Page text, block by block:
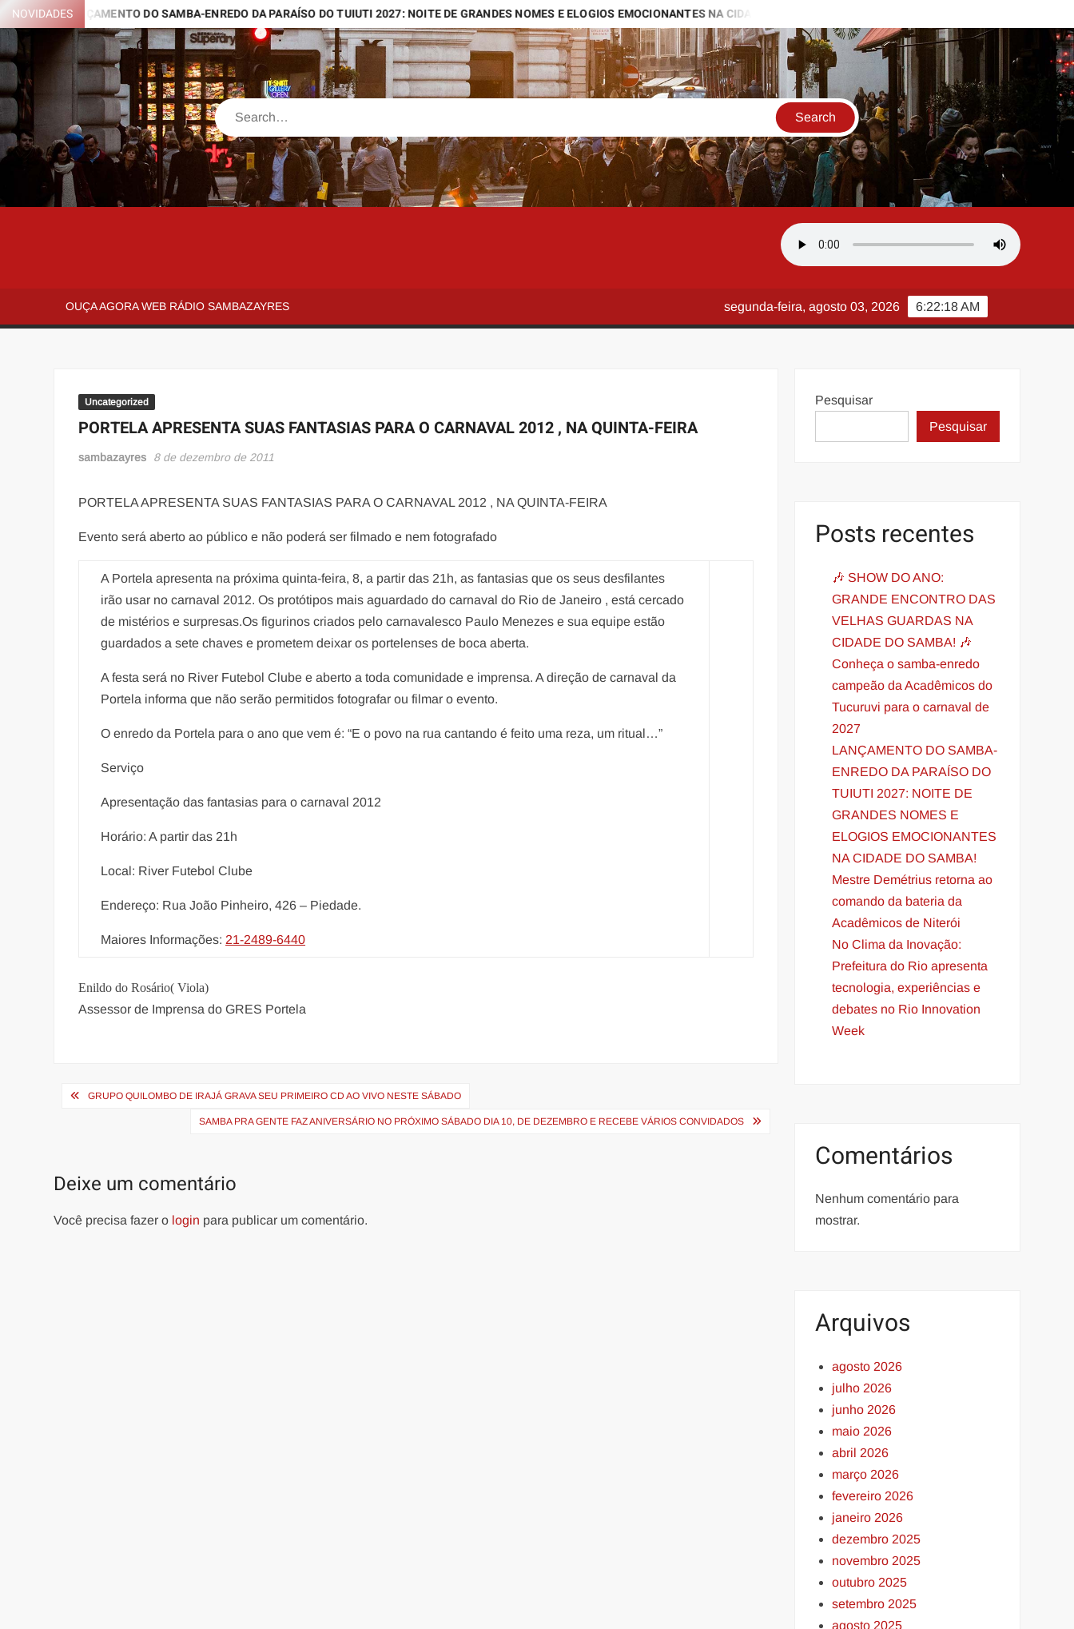
Skip
to
content
NOVIDADES
LANÇAMENTO DO SAMBA-ENREDO DA PARAÍSO DO TUIUTI 2027: NOITE DE GRANDES NOMES E ELOGIOS EMOCIONANTES NA CIDADE DO SAMBA!
Search
OUÇA AGORA WEB RÁDIO SAMBAZAYRES 6:22:19 AM
segunda-feira, agosto 03, 2026
Uncategorized
PORTELA APRESENTA SUAS FANTASIAS PARA O CARNAVAL 2012 , NA QUINTA-FEIRA
sambazayres 8 de dezembro de 2011
PORTELA APRESENTA SUAS FANTASIAS PARA O CARNAVAL 2012 , NA QUINTA-FEIRA
Evento será aberto ao público e não poderá ser filmado e nem fotografado
A Portela apresenta na próxima quinta-feira, 8, a partir das 21h, as fantasias que os seus desfilantes
irão usar no carnaval 2012. Os protótipos mais aguardado do carnaval do Rio de Janeiro , está cercado
de mistérios e surpresas.Os figurinos criados pelo carnavalesco Paulo Menezes e sua equipe estão
guardados a sete chaves e prometem deixar os portelenses de boca aberta.
A festa será no River Futebol Clube e aberto a toda comunidade e imprensa. A direção de carnaval da
Portela informa que não serão permitidos fotografar ou filmar o evento.
O enredo da Portela para o ano que vem é: “E o povo na rua cantando é feito uma reza, um ritual…”
Serviço
Apresentação das fantasias para o carnaval 2012
Horário: A partir das 21h
Local: River Futebol Clube
Endereço: Rua João Pinheiro, 426 – Piedade.
Maiores Informações: 21-2489-6440
Enildo do Rosário( Viola)
Assessor de Imprensa do GRES Portela
Navegação
GRUPO QUILOMBO DE IRAJÁ GRAVA SEU PRIMEIRO CD AO VIVO NESTE SÁBADO
SAMBA PRA GENTE FAZ ANIVERSÁRI​​O NO PRÓXIMO SÁBADO DIA 10, DE DEZEMBRO E RECEBE VÁRIOS CONVIDADOS
Deixe um comentário
Você precisa fazer o login para publicar um comentário.
Pesquisar
Pesquisar
Posts recentes
🎶 SHOW DO ANO:
GRANDE ENCONTRO DAS
VELHAS GUARDAS NA
CIDADE DO SAMBA! 🎶
Conheça o samba-enredo
campeão da Acadêmicos do
Tucuruvi para o carnaval de
2027
LANÇAMENTO DO SAMBA-
ENREDO DA PARAÍSO DO
TUIUTI 2027: NOITE DE
GRANDES NOMES E
ELOGIOS EMOCIONANTES
NA CIDADE DO SAMBA!
Mestre Demétrius retorna ao
comando da bateria da
Acadêmicos de Niterói
No Clima da Inovação:
Prefeitura do Rio apresenta
tecnologia, experiências e
debates no Rio Innovation
Week
Comentários
Nenhum comentário para
mostrar.
Arquivos
agosto 2026
julho 2026
junho 2026
maio 2026
abril 2026
março 2026
fevereiro 2026
janeiro 2026
dezembro 2025
novembro 2025
outubro 2025
setembro 2025
agosto 2025